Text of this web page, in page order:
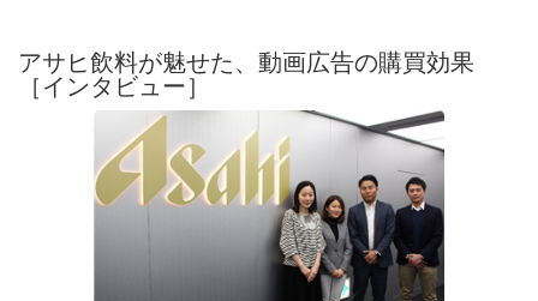
アサヒ飲料が魅せた、動画広告の購買効果
［インタビュー］